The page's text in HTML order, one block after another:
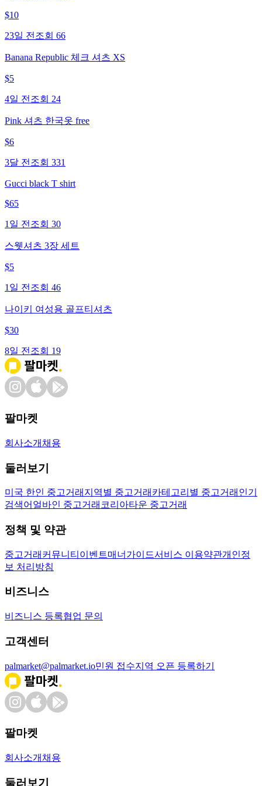
$10
23일 전 조회 66
Banana Republic 체크 셔츠 XS
$5
4일 전 조회 24
Pink 셔츠 한국옷 free
$6
3달 전 조회 331
Gucci black T shirt
$65
1일 전 조회 30
스웻셔츠 3장 세트
$5
1일 전 조회 46
나이키 여성용 골프티셔츠
$30
8일 전 조회 19
팔마켓
회사소개 채용
둘러보기
미국 한인 중고거래 지역별 중고거래 카테고리별 중고거래 인기
검색어 얼바인 중고거래 코리아타운 중고거래
정책 및 약관
중고거래 커뮤니티 이벤트매너가이드서비스 이용약관개인정
보 처리방침
비즈니스
비즈니스 등록협업 문의
고객센터
palmarket@palmarket.io민원 접수지역 오픈 등록하기
팔마켓
회사소개 채용
둘러보기